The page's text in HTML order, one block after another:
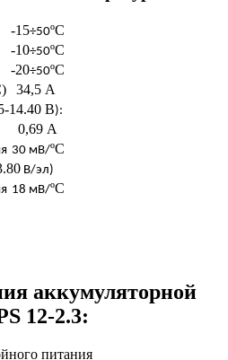
-15÷50ºС
-10÷50ºС
-20÷50ºС
34,5 А
14.40 В):
0,69 А
30 мВ/ºC
В/эл)
18 мВ/ºC
аккумуляторной
12-2.3:
питания